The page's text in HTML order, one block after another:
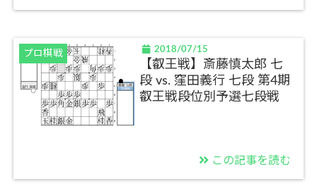
プロ棋戦 2018/07/15
【叡王戦】斎藤慎太郎 七
段 vs. 窪田義行 七段 第4期
叡王戦段位別予選七段戦
この記事を読む